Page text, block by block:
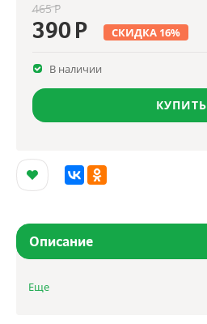
465Р
390 Р СКИДКА 16%
В наличии
КУПИТЬ
Описание
Лист для пастилы к Изидри-500
Еще